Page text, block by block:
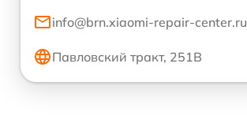
info@brn.xiaomi-repair-center.ru
Павловский тракт, 251В